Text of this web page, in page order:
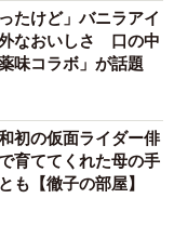
たけど」バニラアイ
なおいしさ 口の中
味コラボ」が話題
初の仮面ライダー俳
育ててくれた母の手
も【徹子の部屋】